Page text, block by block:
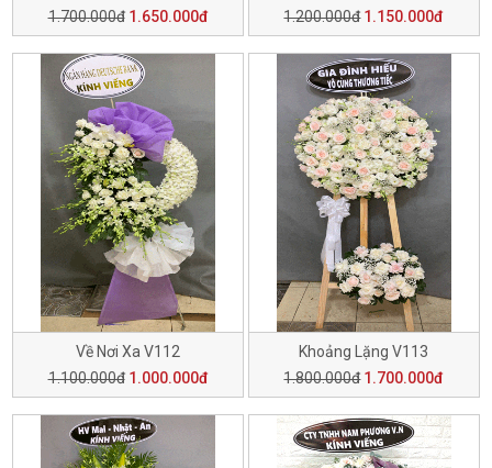
1.700.000đ 1.650.000đ
1.200.000đ 1.150.000đ
Về Nơi Xa V112
1.100.000đ 1.000.000đ
Khoảng Lặng V113
1.800.000đ 1.700.000đ